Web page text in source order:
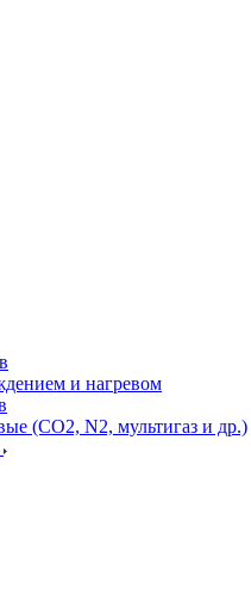
и нагревом
(CO2, N2, мультигаз и др.)